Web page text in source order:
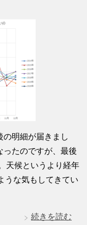
明細が届きまし
ったのですが、最後
天候というより経年
うな気もしてきてい
続きを読む